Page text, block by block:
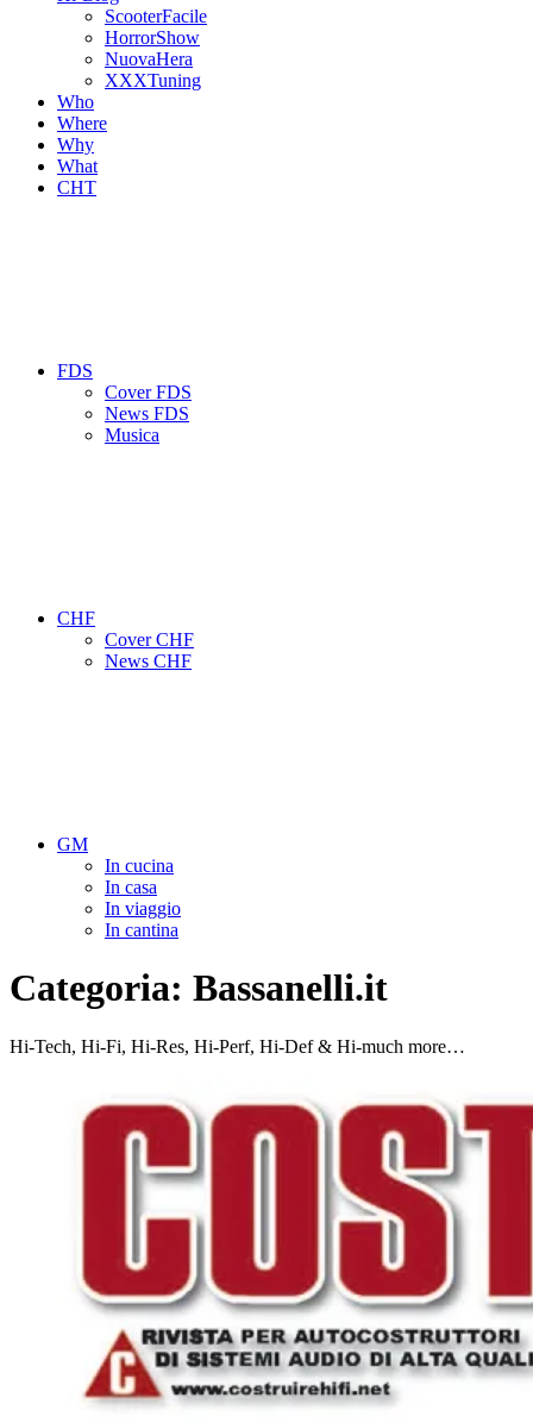
ScooterFacile
HorrorShow
NuovaHera
XXXTuning
Who
Where
Why
What
CHT
FDS
Cover FDS
News FDS
Musica
CHF
Cover CHF
News CHF
GM
In cucina
In casa
In viaggio
In cantina
Categoria: Bassanelli.it
Hi-Tech, Hi-Fi, Hi-Res, Hi-Perf, Hi-Def & Hi-much more…